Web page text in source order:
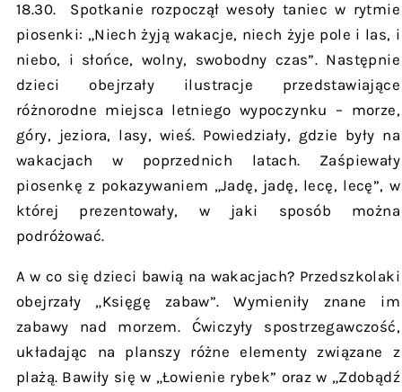
18.30. Spotkanie rozpoczął wesoły taniec w rytmie
piosenki: „Niech żyją wakacje, niech żyje pole i las, i
niebo, i słońce, wolny, swobodny czas”. Następnie
dzieci obejrzały ilustracje przedstawiające
różnorodne miejsca letniego wypoczynku – morze,
góry, jeziora, lasy, wieś. Powiedziały, gdzie były na
wakacjach w poprzednich latach. Zaśpiewały
piosenkę z pokazywaniem „Jadę, jadę, lecę, lecę”, w
której prezentowały, w jaki sposób można
podróżować.
A w co się dzieci bawią na wakacjach? Przedszkolaki
obejrzały „Księgę zabaw”. Wymieniły znane im
zabawy nad morzem. Ćwiczyły spostrzegawczość,
układając na planszy różne elementy związane z
plażą. Bawiły się w „Łowienie rybek” oraz w „Zdobądź